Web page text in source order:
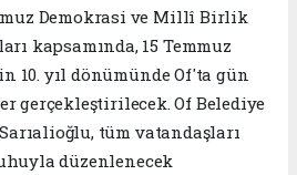
Demokrasi ve Millî Birlik
kapsamında, 15 Temmuz
10. yıl dönümünde Of'ta gün
gerçekleştirilecek. Of Belediye
tüm vatandaşları
düzenlenecek